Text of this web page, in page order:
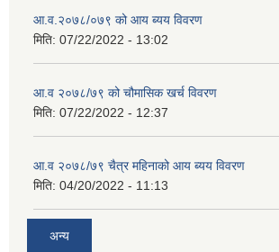
आ.व.२०७८/०७९ को आय ब्यय विवरण
मिति: 07/22/2022 - 13:02
आ.व २०७८/७९ को चौमासिक खर्च विवरण
मिति: 07/22/2022 - 12:37
आ.व २०७८/७९ चैत्र महिनाको आय ब्यय विवरण
मिति: 04/20/2022 - 11:13
अन्य